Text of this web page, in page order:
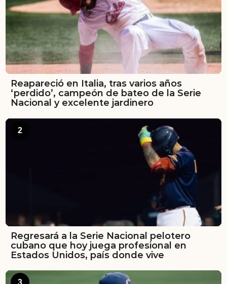
Reapareció en Italia, tras varios años
‘perdido’, campeón de bateo de la Serie
Nacional y excelente jardinero
2
Regresará a la Serie Nacional pelotero
cubano que hoy juega profesional en
Estados Unidos, país donde vive